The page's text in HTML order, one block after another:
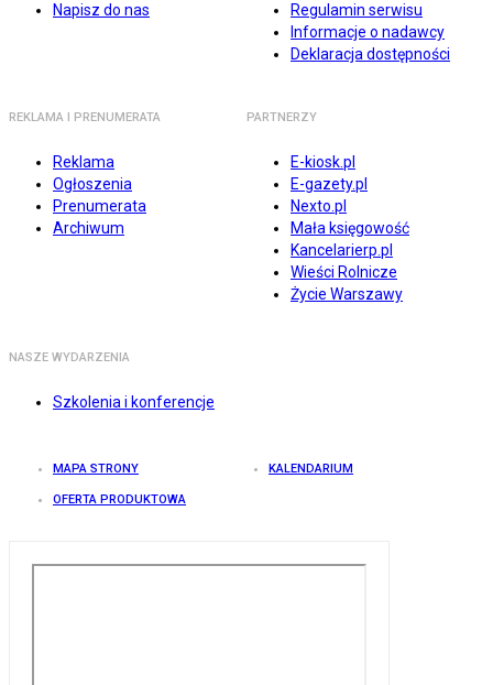
Napisz do nas
Regulamin serwisu
Informacje o nadawcy
Deklaracja dostępności
REKLAMA I PRENUMERATA
Reklama
Ogłoszenia
Prenumerata
Archiwum
PARTNERZY
E-kiosk.pl
E-gazety.pl
Nexto.pl
Mała księgowość
Kancelarierp.pl
Wieści Rolnicze
Życie Warszawy
NASZE WYDARZENIA
Szkolenia i konferencje
MAPA STRONY KALENDARIUM
OFERTA PRODUKTOWA